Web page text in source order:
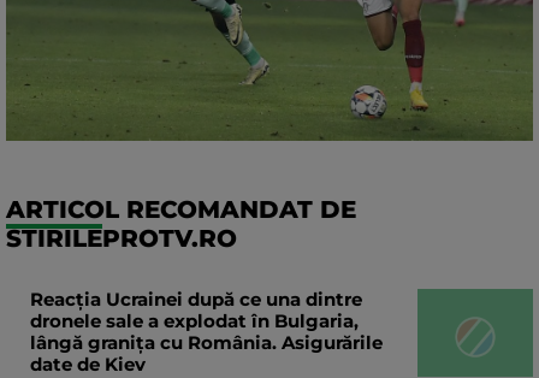
ARTICOL RECOMANDAT DE
STIRILEPROTV.RO
Reacția Ucrainei după ce una dintre
dronele sale a explodat în Bulgaria,
lângă granița cu România. Asigurările
date de Kiev